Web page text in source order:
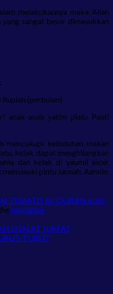
melakukannya maka Allah
sangat besar dimasukkan
Rupiah (perbulan)
anak-anak yatim piatu Panti
mencukupi kebutuhan makan
kelak dapat menghilangkan
dan kelak di yaumil akhir
pintu Jannah. Aamiin.
TEMATIS AL-QUR’AN & AS-
permalink.
SHALAT JUM’AT
TURUT